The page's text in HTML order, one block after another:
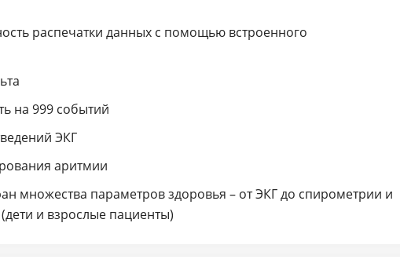
распечатки данных с помощью встроенного
на 999 событий
ЭКГ
аритмии
множества параметров здоровья – от ЭКГ до спирометрии и
и взрослые пациенты)